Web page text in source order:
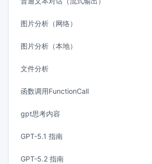
图片分析（网络）
图片分析（本地）
文件分析
函数调用FunctionCall
gpt思考内容
GPT-5.1 指南
GPT-5.2 指南